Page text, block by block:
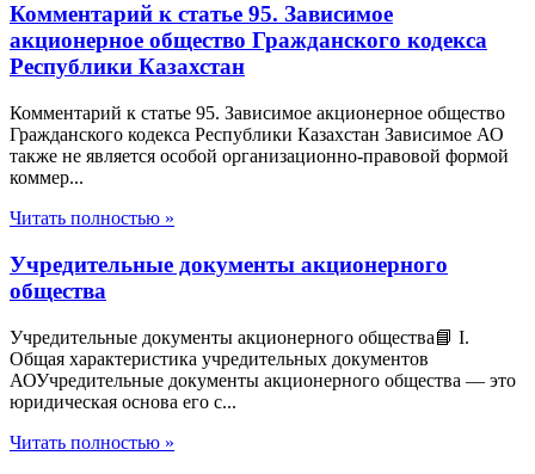
Комментарий к статье 95. Зависимое
акционерное общество Гражданского кодекса
Республики Казахстан
Комментарий к статье 95. Зависимое акционерное общество
Гражданского кодекса Республики Казахстан Зависимое АО
также не является особой организационно-правовой формой
коммер...
Читать полностью »
Учредительные документы акционерного
общества
Учредительные документы акционерного общества📘 I.
Общая характеристика учредительных документов
АОУчредительные документы акционерного общества — это
юридическая основа его с...
Читать полностью »